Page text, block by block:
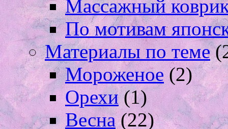
Массажный
По мотивам
Материалы по теме
Мороженое (2)
Орехи(1)
Весна(22)